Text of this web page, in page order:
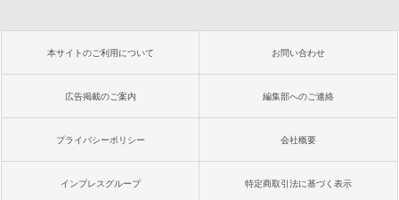
本サイトのご利用について お問い合わせ
広告掲載のご案内 編集部へのご連絡
プライバシーポリシー 会社概要
インプレスグループ 特定商取引法に基づく表示